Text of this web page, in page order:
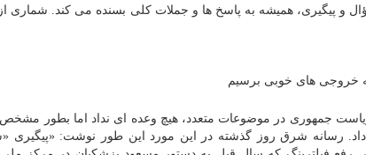
سؤال و پیگیری، همیشه به پاسخ ها و جملات کلی بسنده می کند. شماری
خروجی های خوبی برسیم
جمهوری در موضوعات متعدد، هیچ وعده ای نداد اما بطور
رسانه شرق روز گذشته در این مورد این طور نوشت: «پیگیری